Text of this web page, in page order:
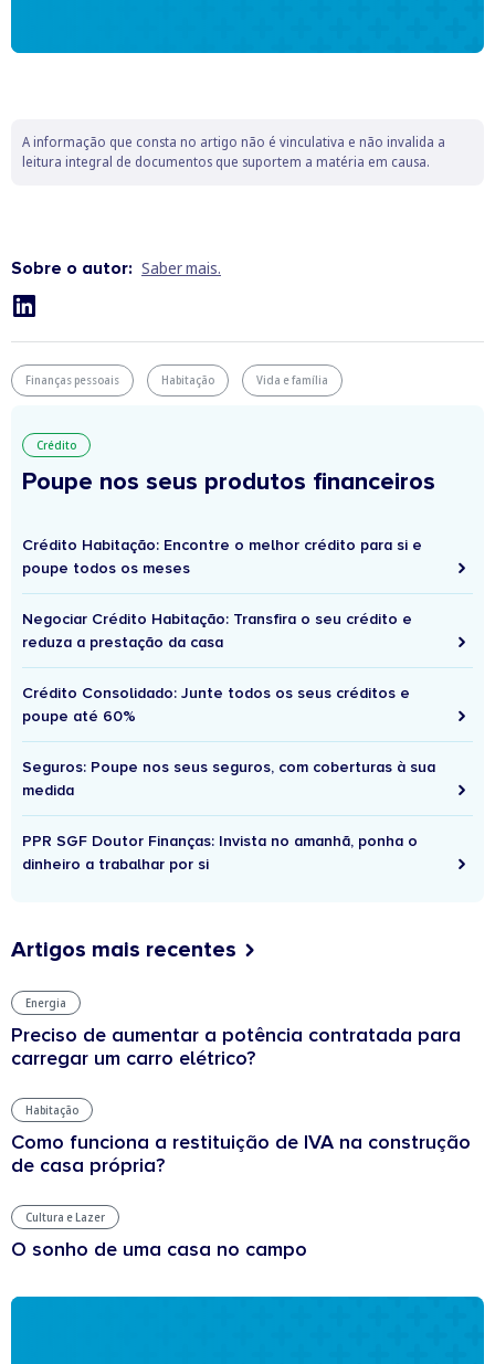
A informação que consta no artigo não é vinculativa e não invalida a
leitura integral de documentos que suportem a matéria em causa.
Sobre o autor: Saber mais.
Finanças pessoais Habitação Vida e família
Crédito
Poupe nos seus produtos financeiros
Crédito Habitação: Encontre o melhor crédito para si e
poupe todos os meses
Negociar Crédito Habitação: Transfira o seu crédito e
reduza a prestação da casa
Crédito Consolidado: Junte todos os seus créditos e
poupe até 60%
Seguros: Poupe nos seus seguros, com coberturas à sua
medida
PPR SGF Doutor Finanças: Invista no amanhã, ponha o
dinheiro a trabalhar por si
Artigos mais recentes
Energia
Preciso de aumentar a potência contratada para
carregar um carro elétrico?
Habitação
Como funciona a restituição de IVA na construção
de casa própria?
Cultura e Lazer
O sonho de uma casa no campo